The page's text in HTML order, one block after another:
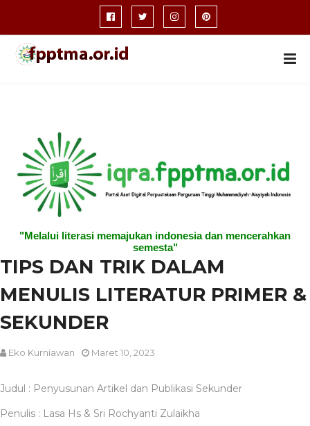
"Melalui literasi memajukan indonesia dan mencerahkan
semesta"
TIPS DAN TRIK DALAM
MENULIS LITERATUR PRIMER &
SEKUNDER
Eko Kurniawan Maret 10, 2023
Judul : Penyusunan Artikel dan Publikasi Sekunder
Penulis : Lasa Hs & Sri Rochyanti Zulaikha